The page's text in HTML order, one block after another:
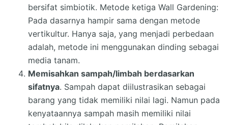
bersifat simbiotik. Metode ketiga Wall Gardening:
Pada dasarnya hampir sama dengan metode
vertikultur. Hanya saja, yang menjadi perbedaan
adalah, metode ini menggunakan dinding sebagai
media tanam.
Memisahkan sampah/limbah berdasarkan
sifatnya. Sampah dapat diilustrasikan sebagai
barang yang tidak memiliki nilai lagi. Namun pada
kenyataannya sampah masih memiliki nilai